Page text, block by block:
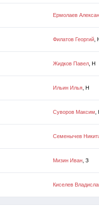
Ермолаев
Филатов Георгий,
Жидков Павел, Н
Ильин Илья, Н
Суворов Максим,
Семенычев
Мизин Иван, З
Киселев